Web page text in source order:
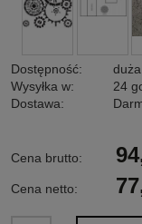
Dostępność:
Wysyłka w:
24
Dostawa:
Cena nie zawiera
Cena brutto:
Cena netto: